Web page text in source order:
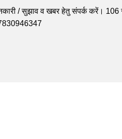
/ सुझाव व खबर हेतु संपर्क करें। 106